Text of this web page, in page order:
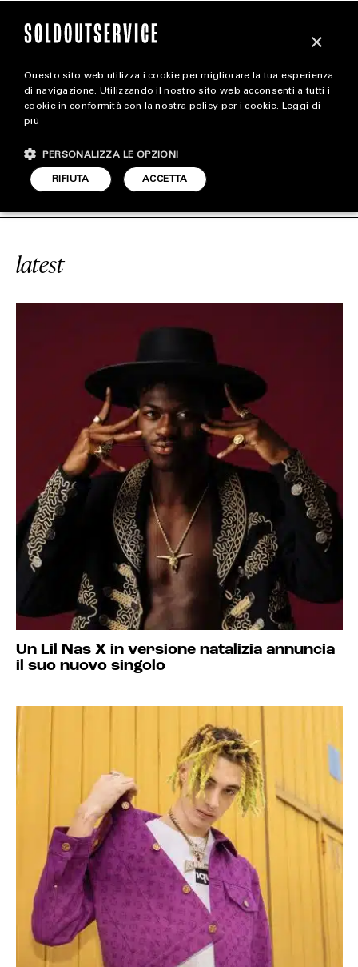
magazine
STYLE
FOOTWEAR
#MUSICA SOLDOUTSERVICE
latest
Un Lil Nas X in versione natalizia annuncia
il suo nuovo singolo
×
Questo sito web utilizza i cookie per migliorare la tua esperienza
di navigazione. Utilizzando il nostro sito web acconsenti a tutti i
cookie in conformità con la nostra policy per i cookie. Leggi di
più
ACCETTA
RIFIUTA
PERSONALIZZA LE OPZIONI